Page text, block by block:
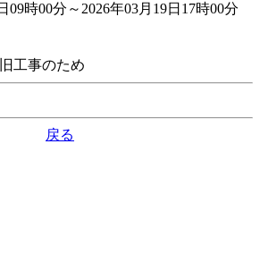
時00分～2026年03月19日17時00分
工事のため
戻る